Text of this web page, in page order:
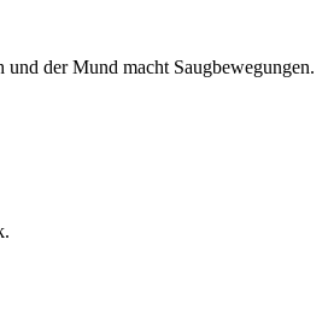
der Mund macht Saugbewegungen.